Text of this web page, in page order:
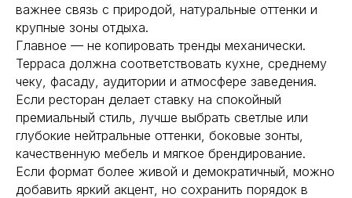
важнее связь с природой, натуральные оттенки и
крупные зоны отдыха.
Главное — не копировать тренды механически.
Терраса должна соответствовать кухне, среднему
чеку, фасаду, аудитории и атмосфере заведения.
Если ресторан делает ставку на спокойный
премиальный стиль, лучше выбрать светлые или
глубокие нейтральные оттенки, боковые зонты,
качественную мебель и мягкое брендирование.
Если формат более живой и демократичный, можно
добавить яркий акцент, но сохранить порядок в